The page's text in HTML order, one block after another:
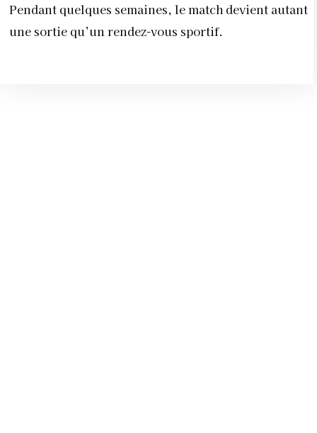
Pendant quelques semaines, le match devient autant
une sortie qu’un rendez-vous sportif.